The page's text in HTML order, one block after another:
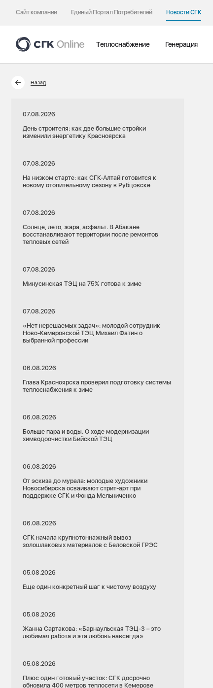
Сайт компании Единый Портал Потребителей Новости СГК
Теплоснабжение Генерация
Назад
07.08.2026
День строителя: как две большие стройки
изменили энергетику Красноярска
07.08.2026
На низком старте: как СГК-Алтай готовится к
новому отопительному сезону в Рубцовске
07.08.2026
Солнце, лето, жара, асфальт. В Абакане
восстанавливают территории после ремонтов
тепловых сетей
07.08.2026
Минусинская ТЭЦ на 75% готова к зиме
07.08.2026
«Нет нерешаемых задач»: молодой сотрудник
Ново-Кемеровской ТЭЦ Михаил Фатин о
выбранной профессии
06.08.2026
Глава Красноярска проверил подготовку системы
теплоснабжения к зиме
06.08.2026
Больше пара и воды. О ходе модернизации
химводоочистки Бийской ТЭЦ
06.08.2026
От эскиза до мурала: молодые художники
Новосибирска осваивают стрит-арт при
поддержке СГК и Фонда Мельниченко
06.08.2026
СГК начала крупнотоннажный вывоз
золошлаковых материалов с Беловской ГРЭС
05.08.2026
Еще один конкретный шаг к чистому воздуху
05.08.2026
Жанна Сартакова: «Барнаульская ТЭЦ-3 – это
любимая работа и эта любовь навсегда»
05.08.2026
Плюс один готовый участок: СГК досрочно
обновила 400 метров теплосети в Кемерове